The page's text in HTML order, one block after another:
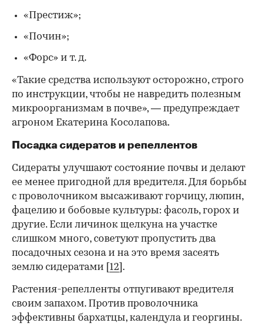
«Престиж»;
«Почин»;
«Форс» и т. д.
«Такие средства используют осторожно, строго
по инструкции, чтобы не навредить полезным
микроорганизмам в почве», — предупреждает
агроном Екатерина Косолапова.
Посадка сидератов и репеллентов
Сидераты улучшают состояние почвы и делают
ее менее пригодной для вредителя. Для борьбы
с проволочником высаживают горчицу, люпин,
фацелию и бобовые культуры: фасоль, горох и
другие. Если личинок щелкуна на участке
слишком много, советуют пропустить два
посадочных сезона и на это время засеять
землю сидератами [ 12 ].
Растения-репелленты отпугивают вредителя
своим запахом. Против проволочника
эффективны бархатцы, календула и георгины.